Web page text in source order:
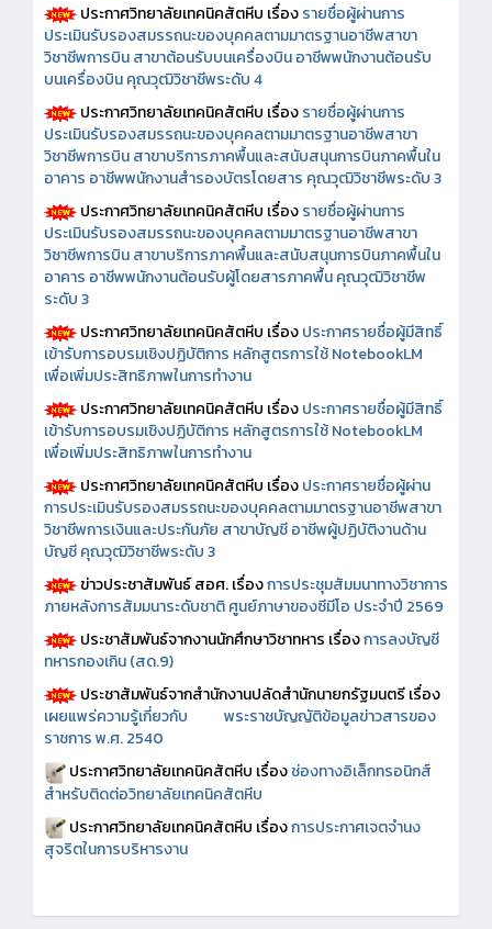
ประกาศวิทยาลัยเทคนิคสัตหีบ เรื่องรายชื่อผู้ผ่านการ
ประเมินรับรองสมรรถนะของบุคคลตามมาตรฐานอาชีพสาขา
วิชาชีพการบิน สาขาต้อนรับบนเครื่องบิน อาชีพพนักงานต้อนรับ
บนเครื่องบิน คุณวุฒิวิชาชีพระดับ 4
ประกาศวิทยาลัยเทคนิคสัตหีบ เรื่องรายชื่อผู้ผ่านการ
ประเมินรับรองสมรรถนะของบุคคลตามมาตรฐานอาชีพสาขา
วิชาชีพการบิน สาขาบริการภาคพื้นและสนับสนุนการบินภาคพื้นใน
อาคาร อาชีพพนักงานสำรองบัตรโดยสาร คุณวุฒิวิชาชีพระดับ 3
ประกาศวิทยาลัยเทคนิคสัตหีบ เรื่องรายชื่อผู้ผ่านการ
ประเมินรับรองสมรรถนะของบุคคลตามมาตรฐานอาชีพสาขา
วิชาชีพการบิน สาขาบริการภาคพื้นและสนับสนุนการบินภาคพื้นใน
อาคาร อาชีพพนักงานต้อนรับผู้โดยสารภาคพื้น คุณวุฒิวิชาชีพ
ระดับ 3
ประกาศวิทยาลัยเทคนิคสัตหีบ เรื่องประกาศรายชื่อผู้มีสิทธิ์
เข้ารับการอบรมเชิงปฏิบัติการ หลักสูตรการใช้ NotebookLM
เพื่อเพิ่มประสิทธิภาพในการทำงาน
ประกาศวิทยาลัยเทคนิคสัตหีบ เรื่องประกาศรายชื่อผู้มีสิทธิ์
เข้ารับการอบรมเชิงปฏิบัติการ หลักสูตรการใช้ NotebookLM
เพื่อเพิ่มประสิทธิภาพในการทำงาน
ประกาศวิทยาลัยเทคนิคสัตหีบ เรื่องประกาศรายชื่อผู้ผ่าน
การประเมินรับรองสมรรถนะของบุคคลตามมาตรฐานอาชีพสาขา
วิชาชีพการเงินและประกันภัย สาขาบัญชี อาชีพผู้ปฏิบัติงานด้าน
บัญชี คุณวุฒิวิชาชีพระดับ 3
ข่าวประชาสัมพันธ์ สอศ.เรื่องการประชุมสัมมนาทางวิชาการ
ภายหลังการสัมมนาระดับชาติ ศูนย์ภาษาของซีมีโอ ประจำปี 2569
ประชาสัมพันธ์จากงานนักศึกษาวิชาทหาร เรื่องการลงบัญชี
ทหารกองเกิน (สด.9)
ประชาสัมพันธ์จากสำนักงานปลัดสำนักนายกรัฐมนตรี เรื่อง
เผยแพร่ความรู้เกี่ยวกับ พระราชบัญญัติข้อมูลข่าวสารของ
ราชการ พ.ศ. 2540
ประกาศวิทยาลัยเทคนิคสัตหีบ เรื่องช่องทางอิเล็กทรอนิกส์
สำหรับติดต่อวิทยาลัยเทคนิคสัตหีบ
ประกาศวิทยาลัยเทคนิคสัตหีบ เรื่องการประกาศเจตจำนง
สุจริตในการบริหารงาน